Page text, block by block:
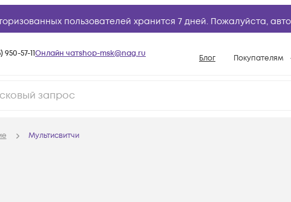
пользователей хранится 7 дней. Пожалуйста,
950-57-11Онлайн чатshop-msk@nag.ru Блог Покупателям
Мультисвитчи